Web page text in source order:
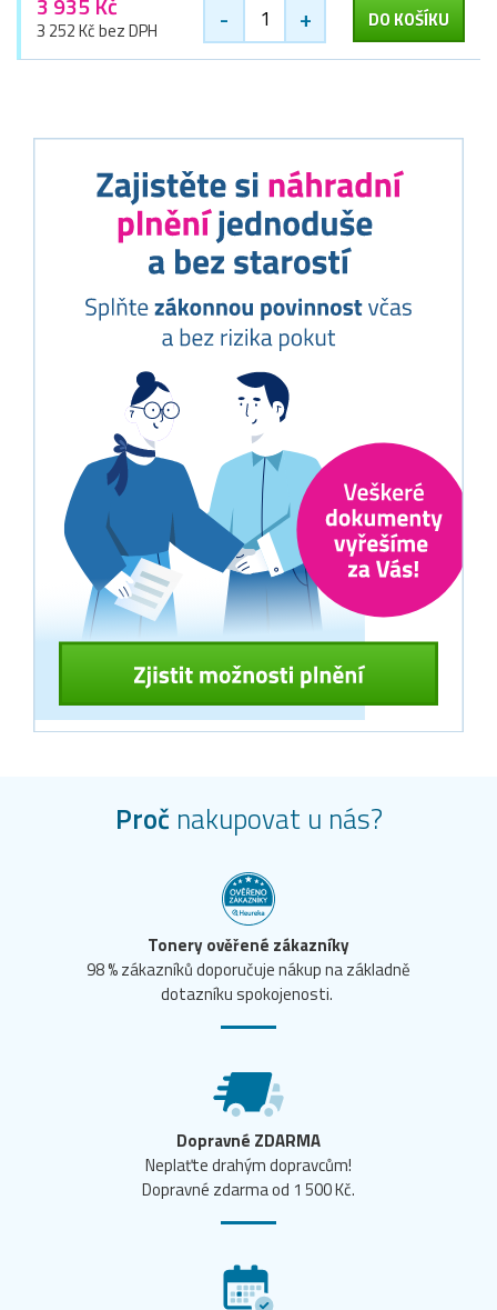
3 252 Kč bez DPH - + DO KOŠÍKU
Proč nakupovat u nás?
Tonery ověřené zákazníky
98 % zákazníků doporučuje nákup na základně
dotazníku spokojenosti.
Dopravné ZDARMA
Neplaťte drahým dopravcům!
Dopravné zdarma od 1 500 Kč.